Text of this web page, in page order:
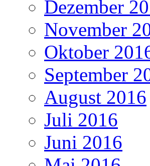
Dezember
November
Oktober
September
August 2016
Juli 2016
Juni 2016